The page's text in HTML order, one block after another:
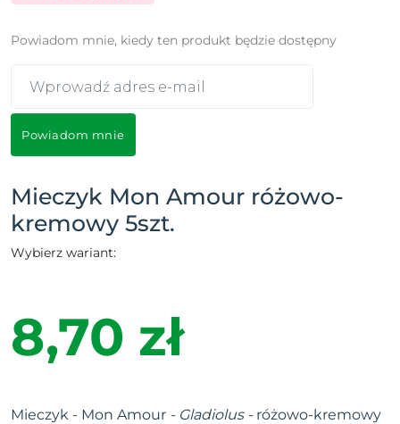
Powiadom mnie, kiedy ten produkt będzie dostępny
Powiadom mnie
Mieczyk Mon Amour różowo-
kremowy 5szt.
Wybierz wariant:
8,70 zł
Mieczyk - Mon Amour - Gladiolus - różowo-kremowy